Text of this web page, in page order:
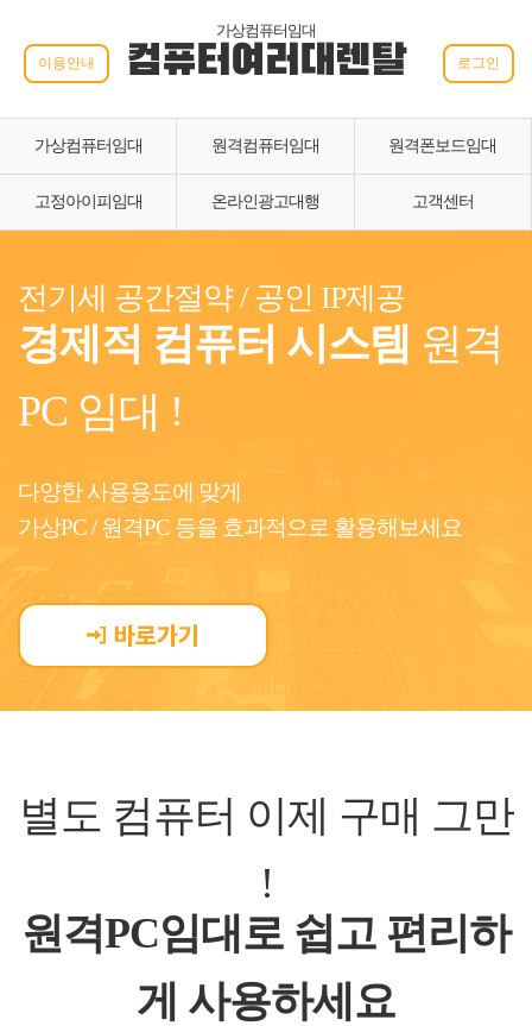
가상컴퓨터임대
컴퓨터여러대렌탈
이용안내 로그인
가상컴퓨터임대 원격컴퓨터임대 원격폰보드임대
고정아이피임대 온라인광고대행 고객센터
전기세 공간절약 / 공인 IP제공
경제적 컴퓨터 시스템 원격
PC 임대 !
다양한 사용용도에 맞게
가상PC / 원격PC 등을 효과적으로 활용해보세요
별도 컴퓨터 이제 구매 그만
!
원격PC임대로 쉽고 편리하
게 사용하세요